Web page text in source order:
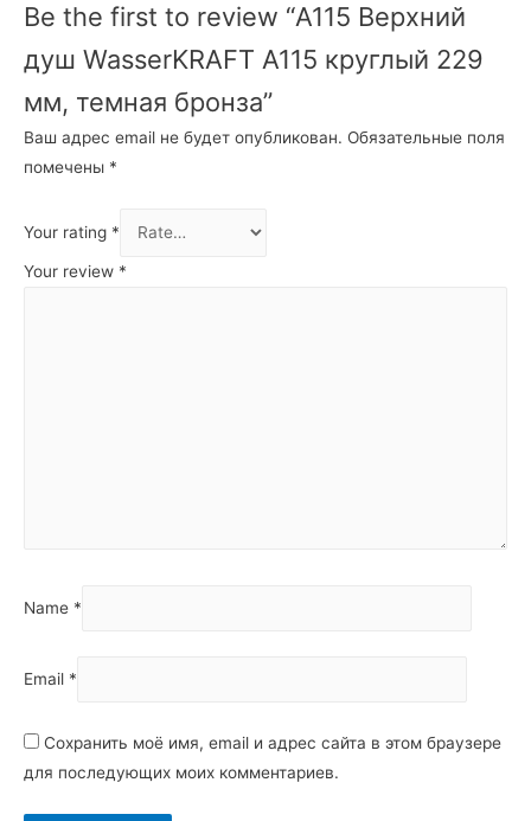
Be the first to review “А115 Верхний
душ WasserKRAFT A115 круглый 229
мм, темная бронза”
Ваш адрес email не будет опубликован. Обязательные поля
помечены *
Your rating *
Your review *
Name *
Email *
Сохранить моё имя, email и адрес сайта в этом браузере
для последующих моих комментариев.